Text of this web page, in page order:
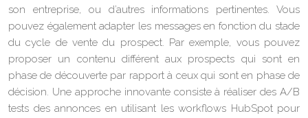
son entreprise, ou d’autres informations pertinentes. Vous
pouvez également adapter les messages en fonction du stade
du cycle de vente du prospect. Par exemple, vous pouvez
proposer un contenu différent aux prospects qui sont en
phase de découverte par rapport à ceux qui sont en phase de
décision. Une approche innovante consiste à réaliser des A/B
tests des annonces en utilisant les workflows HubSpot pour